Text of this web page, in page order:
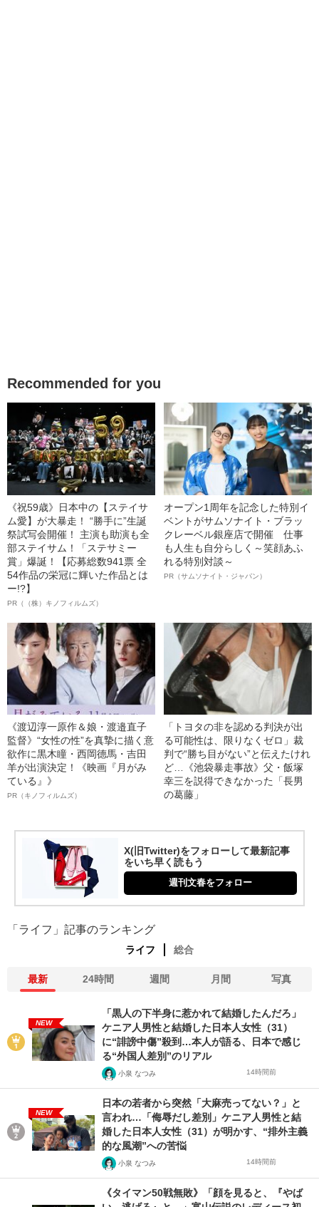
Recommended for you
《祝59歳》日本中の【ステイサ
ム愛】が大暴走！ “勝手に”生誕
祭試写会開催！ 主演も助演も全
部ステイサム！「ステサミー
賞」爆誕！【応募総数941票 全
54作品の栄冠に輝いた作品とは
ー!?】
PR（（株）キノフィルムズ）
オープン1周年を記念した特別イ
ベントがサムソナイト・ブラッ
クレーベル銀座店で開催 仕事
も人生も自分らしく～笑顔あふ
れる特別対談～
PR（サムソナイト・ジャパン）
《渡辺淳一原作＆娘・渡邉直子
監督》“女性の性”を真摯に描く意
欲作に黒木瞳・西岡德馬・吉田
羊が出演決定！《映画『月がみ
ている』》
PR（キノフィルムズ）
「トヨタの非を認める判決が出
る可能性は、限りなくゼロ」裁
判で“勝ち目がない”と伝えたけれ
ど…《池袋暴走事故》父・飯塚
幸三を説得できなかった「長男
の葛藤」
X(旧Twitter)をフォローして最新記事
をいち早く読もう
週刊文春をフォロー
「ライフ」記事のランキング
ライフ 総合
最新 24時間 週間 月間 写真
NEW
「黒人の下半身に惹かれて結婚したんだろ」
ケニア人男性と結婚した日本人女性（31）
に“誹謗中傷”殺到…本人が語る、日本で感じ
る“外国人差別”のリアル
小泉 なつみ 14時間前
NEW
日本の若者から突然「大麻売ってない？」と
言われ…「侮辱だし差別」ケニア人男性と結
婚した日本人女性（31）が明かす、“排外主義
的な風潮”への苦悩
小泉 なつみ 14時間前
《タイマン50戦無敗》「顔を見ると、『やば